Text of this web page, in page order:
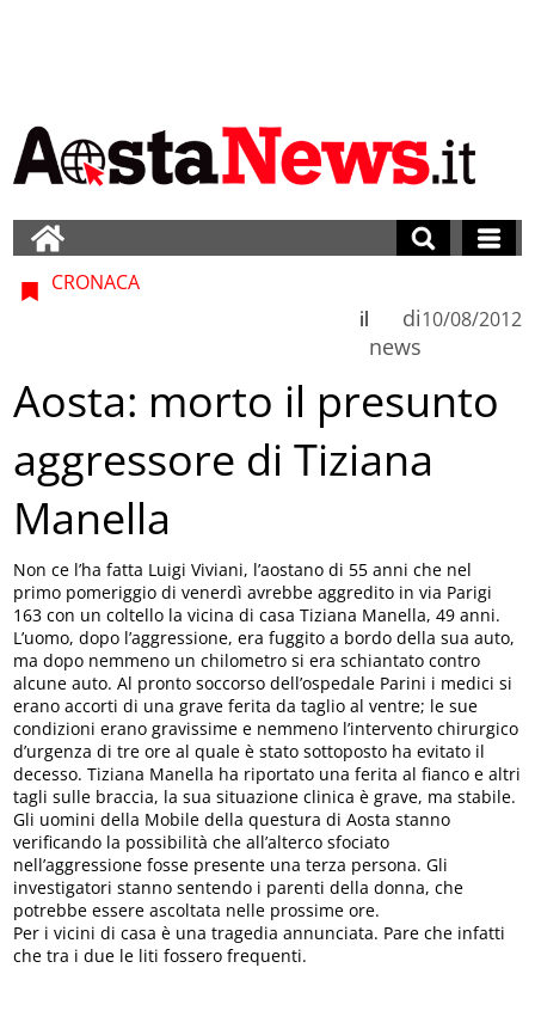
CRONACA
di
news
il 10/08/2012
Aosta: morto il presunto
aggressore di Tiziana
Manella
Non ce l’ha fatta Luigi Viviani, l’aostano di 55 anni che nel
primo pomeriggio di venerdì avrebbe aggredito in via Parigi
163 con un coltello la vicina di casa Tiziana Manella, 49 anni.
L’uomo, dopo l’aggressione, era fuggito a bordo della sua auto,
ma dopo nemmeno un chilometro si era schiantato contro
alcune auto. Al pronto soccorso dell’ospedale Parini i medici si
erano accorti di una grave ferita da taglio al ventre; le sue
condizioni erano gravissime e nemmeno l’intervento chirurgico
d’urgenza di tre ore al quale è stato sottoposto ha evitato il
decesso. Tiziana Manella ha riportato una ferita al fianco e altri
tagli sulle braccia, la sua situazione clinica è grave, ma stabile.
Gli uomini della Mobile della questura di Aosta stanno
verificando la possibilità che all’alterco sfociato
nell’aggressione fosse presente una terza persona. Gli
investigatori stanno sentendo i parenti della donna, che
potrebbe essere ascoltata nelle prossime ore.
Per i vicini di casa è una tragedia annunciata. Pare che infatti
che tra i due le liti fossero frequenti.